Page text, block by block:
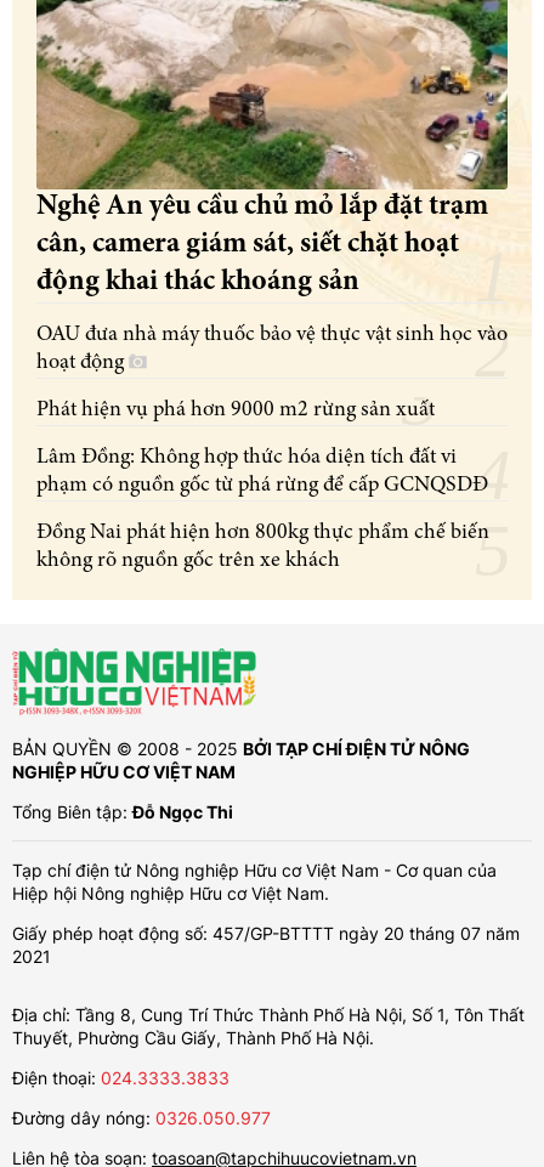
Nghệ An yêu cầu chủ mỏ lắp đặt trạm
cân, camera giám sát, siết chặt hoạt
động khai thác khoáng sản
OAU đưa nhà máy thuốc bảo vệ thực vật sinh học vào
hoạt động
Phát hiện vụ phá hơn 9000 m2 rừng sản xuất
Lâm Đồng: Không hợp thức hóa diện tích đất vi
phạm có nguồn gốc từ phá rừng để cấp GCNQSDĐ
Đồng Nai phát hiện hơn 800kg thực phẩm chế biến
không rõ nguồn gốc trên xe khách
BẢN QUYỀN © 2008 - 2025 BỞI TẠP CHÍ ĐIỆN TỬ NÔNG
NGHIỆP HỮU CƠ VIỆT NAM
Tổng Biên tập:Đỗ Ngọc Thi
Tạp chí điện tử Nông nghiệp Hữu cơ Việt Nam - Cơ quan của
Hiệp hội Nông nghiệp Hữu cơ Việt Nam.
Giấy phép hoạt động số: 457/GP-BTTTT ngày 20 tháng 07 năm
2021
Địa chỉ: Tầng 8, Cung Trí Thức Thành Phố Hà Nội, Số 1, Tôn Thất
Thuyết, Phường Cầu Giấy, Thành Phố Hà Nội.
Điện thoại: 024.3333.3833
Đường dây nóng: 0326.050.977
Liên hệ tòa soạn: toasoan@tapchihuucovietnam.vn